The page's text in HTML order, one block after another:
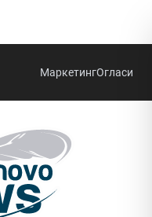
МаркетингОгласи